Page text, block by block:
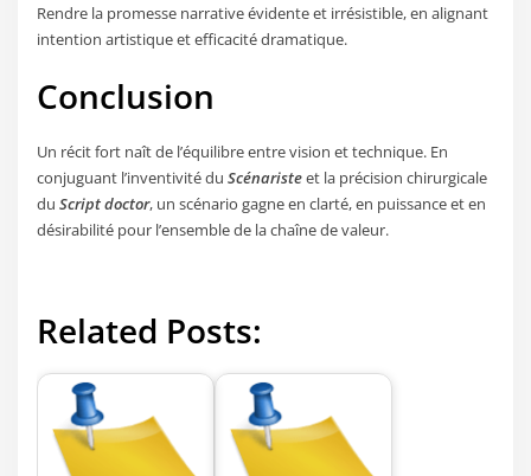
Rendre la promesse narrative évidente et irrésistible, en alignant
intention artistique et efficacité dramatique.
Conclusion
Un récit fort naît de l’équilibre entre vision et technique. En
conjuguant l’inventivité duScénaristeet la précision chirurgicale
duScript doctor, un scénario gagne en clarté, en puissance et en
désirabilité pour l’ensemble de la chaîne de valeur.
Related Posts: